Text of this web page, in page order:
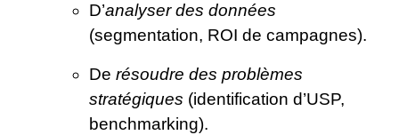
D’analyser des données
(segmentation, ROI de campagnes).
De résoudre des problèmes
stratégiques (identification d’USP,
benchmarking).